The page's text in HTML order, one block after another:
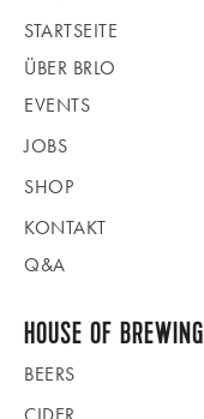
STARTSEITE
ÜBER BRLO
EVENTS
JOBS
SHOP
KONTAKT
Q&A
HOUSE OF BREWING
BEERS